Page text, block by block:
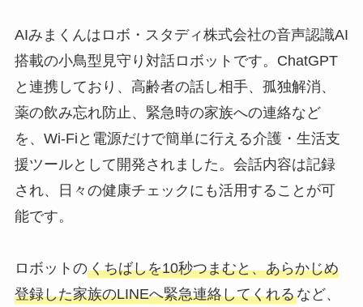
AIみまくんはロボ・スタディ株式会社の音声認識AI
搭載の小鳥型見守り対話ロボットです。ChatGPT
と連携しており、高齢者の話し相手、孤独解消、
薬の飲み忘れ防止、緊急時の家族への連絡など
を、Wi-Fiと電源だけで簡単に行える介護・生活支
援ツールとして開発されました。会話内容は記録
され、日々の健康チェックにも活用することが可
能です。
ロボットのくちばしを10秒つまむと、あらかじめ
登録した家族のLINEへ緊急連絡してくれるなど、